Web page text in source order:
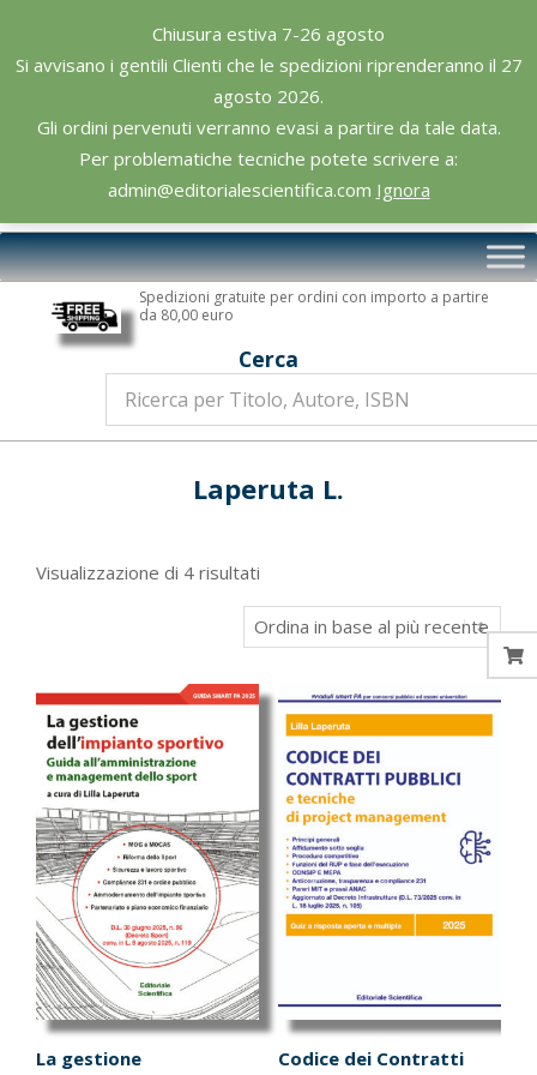
Chiusura estiva 7-26 agosto
Si avvisano i gentili Clienti che le spedizioni riprenderanno il 27
agosto 2026.
Gli ordini pervenuti verranno evasi a partire da tale data.
Per problematiche tecniche potete scrivere a:
admin@editorialescientifica.com Ignora
content
Editoriale
Scientifica
Primary
Navigation
Spedizioni gratuite per ordini con importo a partire
da 80,00 euro
Cerca
Laperuta L.
Visualizzazione di 4 risultati
in
base
più
recente
La gestione
Codice dei Contratti